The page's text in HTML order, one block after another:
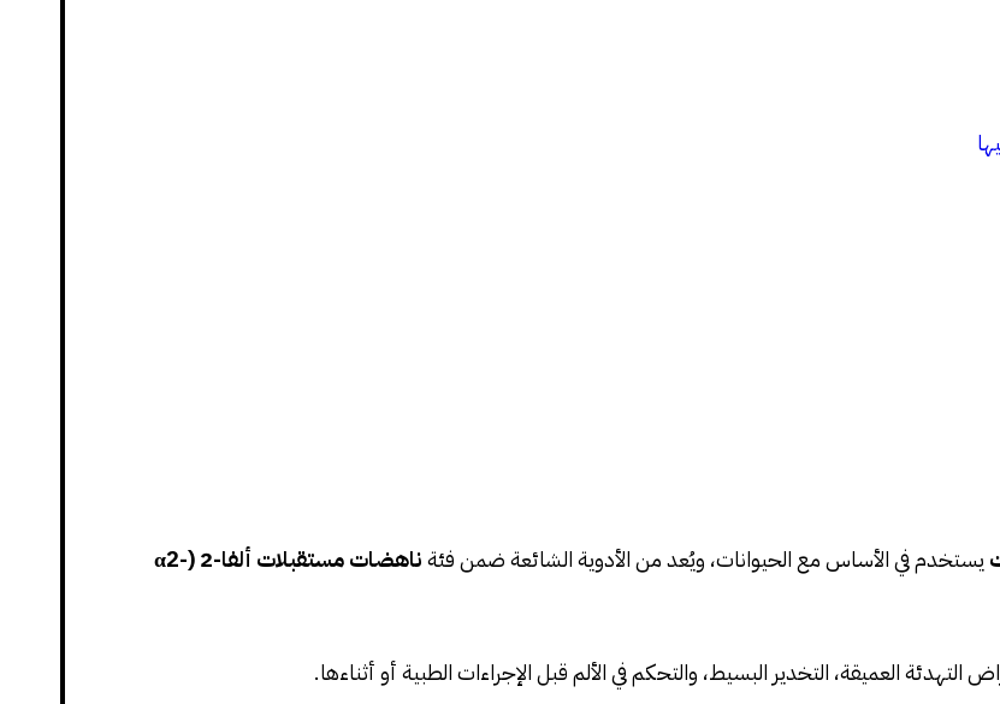
يستخدم في الأساس مع الحيوانات، ويُعد من الأدوية الشائعة ضمن فئة
ناهضات مستقبلات ألفا-2 (α2-
العميقة، التخدير البسيط، والتحكم في الألم قبل الإجراءات الطبية أو أثناءها.